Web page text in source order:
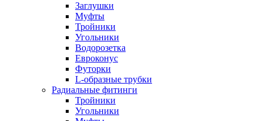
Заглушки
Муфты
Тройники
Угольники
Водорозетка
Евроконус
Футорки
L-образные трубки
Радиальные фитинги
Тройники
Угольники